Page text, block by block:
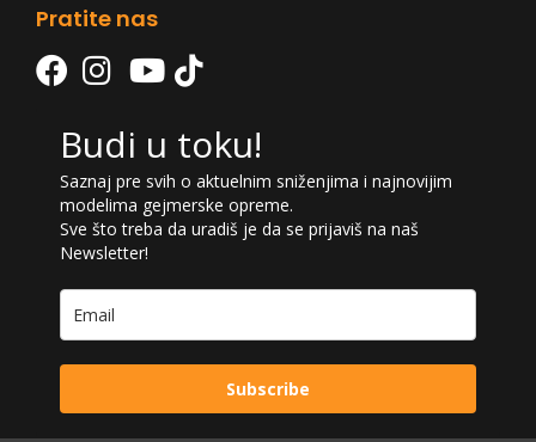
Pratite nas
Budi u toku!
Saznaj pre svih o aktuelnim sniženjima i najnovijim
modelima gejmerske opreme.
Sve što treba da uradiš je da se prijaviš na naš
Newsletter!
Subscribe